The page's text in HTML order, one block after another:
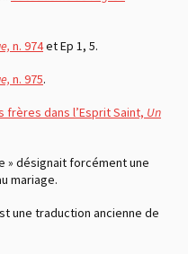
n. 974et Ep 1, 5.
n. 975.
frères dans l’Esprit Saint, Un
» désignait forcément une
mariage.
une traduction ancienne de